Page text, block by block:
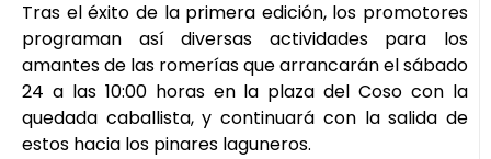
Tras el éxito de la primera edición, los promotores
programan así diversas actividades para los
amantes de las romerías que arrancarán el sábado
24 a las 10:00 horas en la plaza del Coso con la
quedada caballista, y continuará con la salida de
estos hacia los pinares laguneros.